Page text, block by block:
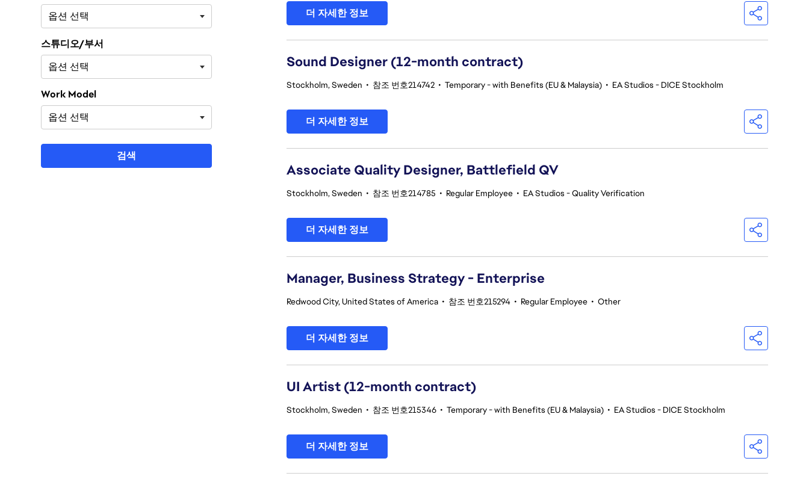
스튜디오/부서
Work Model
검색
더 자세한 정보
Sound Designer (12-month contract)
Stockholm, Sweden • 참조 번호214742 • Temporary - with Benefits (EU & Malaysia) • EA Studios - DICE Stockholm
더 자세한 정보
Associate Quality Designer, Battlefield QV
Stockholm, Sweden • 참조 번호214785 • Regular Employee • EA Studios - Quality Verification
더 자세한 정보
Manager, Business Strategy - Enterprise
Redwood City, United States of America • 참조 번호215294 • Regular Employee • Other
더 자세한 정보
UI Artist (12-month contract)
Stockholm, Sweden • 참조 번호215346 • Temporary - with Benefits (EU & Malaysia) • EA Studios - DICE Stockholm
더 자세한 정보